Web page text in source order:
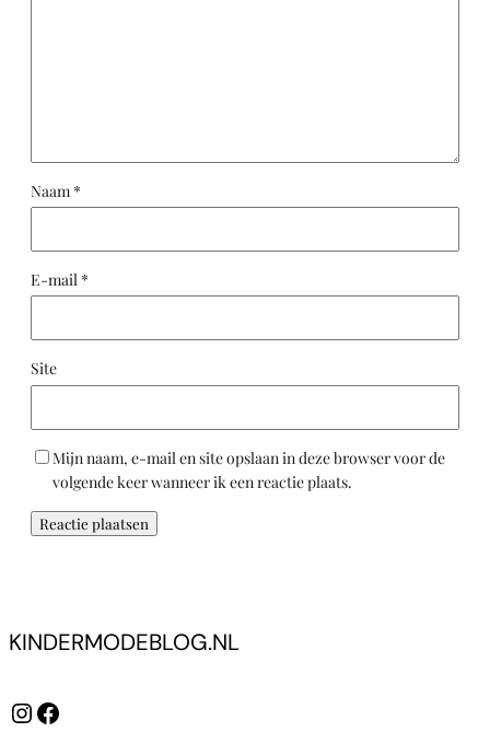
Naam *
E-mail *
Site
Mijn naam, e-mail en site opslaan in deze browser voor de
volgende keer wanneer ik een reactie plaats.
KINDERMODEBLOG.NL
InstagramFacebook